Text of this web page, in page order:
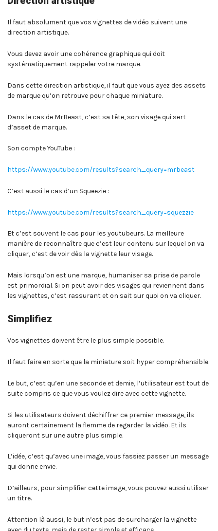
Il faut absolument que vos vignettes de vidéo suivent une
direction artistique.
Vous devez avoir une cohérence graphique qui doit
systématiquement rappeler votre marque.
Dans cette direction artistique, il faut que vous ayez des assets
de marque qu’on retrouve pour chaque miniature.
Dans le cas de MrBeast, c’est sa tête, son visage qui sert
d’asset de marque.
Son compte YouTube :
https://www.youtube.com/results?search_query=mrbeast
C’est aussi le cas d’un Squeezie :
https://www.youtube.com/results?search_query=squezzie
Et c’est souvent le cas pour les youtubeurs. La meilleure
manière de reconnaître que c’est leur contenu sur lequel on va
cliquer, c’est de voir dès la vignette leur visage.
Mais lorsqu’on est une marque, humaniser sa prise de parole
est primordial. Si on peut avoir des visages qui reviennent dans
les vignettes, c’est rassurant et on sait sur quoi on va cliquer.
Simplifiez
Vos vignettes doivent être le plus simple possible.
Il faut faire en sorte que la miniature soit hyper compréhensible.
Le but, c’est qu’en une seconde et demie, l’utilisateur est tout de
suite compris ce que vous voulez dire avec cette vignette.
Si les utilisateurs doivent déchiffrer ce premier message, ils
auront certainement la flemme de regarder la vidéo. Et ils
cliqueront sur une autre plus simple.
L’idée, c’est qu’avec une image, vous fassiez passer un message
qui donne envie.
D’ailleurs, pour simplifier cette image, vous pouvez aussi utiliser
un titre.
Attention là aussi, le but n’est pas de surcharger la vignette